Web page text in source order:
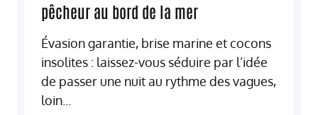
pêcheur au bord de la mer
Évasion garantie, brise marine et cocons
insolites : laissez-vous séduire par l’idée
de passer une nuit au rythme des vagues,
loin...